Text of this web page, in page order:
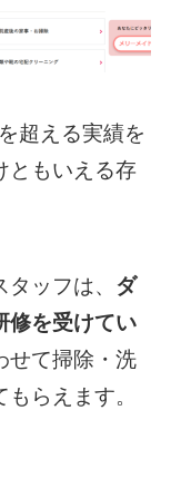
超える実績を
ともいえる存
ッフは、 ダ
修を受けてい
せて掃除・洗
らえます。